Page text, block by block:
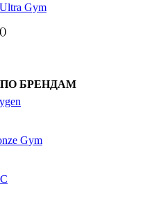
Ultra Gym
()
ПО БРЕНДАМ
Gym